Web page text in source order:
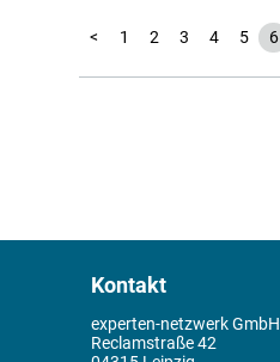
< 1 2 3 4 5 6
Kontakt
experten-netzwerk GmbH
Reclamstraße 42